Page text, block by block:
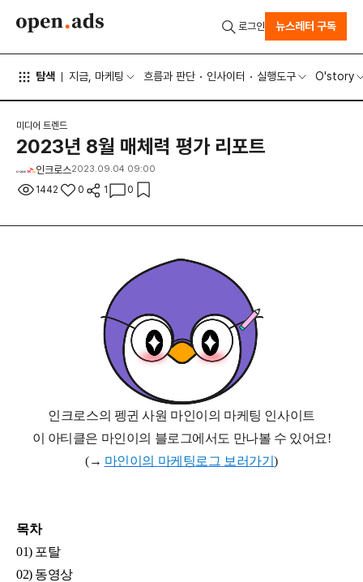
탐색 지금, 마케팅 흐름과 판단 인사이터 실행도구 O'story
로그인 뉴스레터 구독
미디어 트렌드
2023년 8월 매체력 평가 리포트
인크로스2023.09.04 09:00
1442 0 1 0
인크로스의 펭귄 사원 마인이의 마케팅 인사이트
이 아티클은 마인이의 블로그에서도 만나볼 수 있어요!
(→ 마인이의 마케팅로그 보러가기)
목차
01) 포탈
02) 동영상